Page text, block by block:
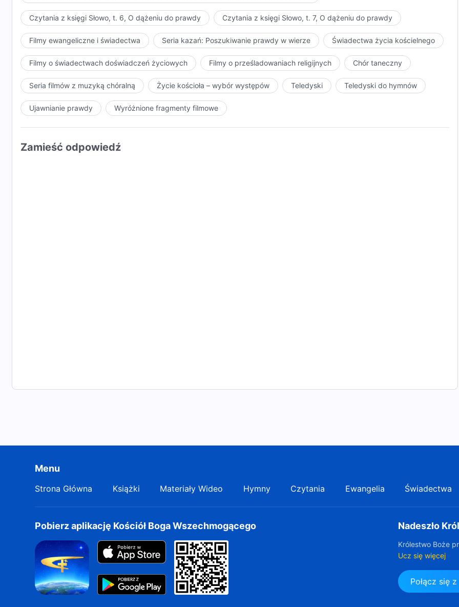
Czytania z księgi Słowo, t. 6, O dążeniu do prawdy Czytania z księgi Słowo, t. 7, O dążeniu do prawdy
Filmy ewangeliczne i świadectwa Seria kazań: Poszukiwanie prawdy w wierze Świadectwa życia kościelnego
Filmy o świadectwach doświadczeń życiowych Filmy o prześladowaniach religijnych Chór taneczny
Seria filmów z muzyką chóralną Życie kościoła – wybór występów Teledyski Teledyski do hymnów
Ujawnianie prawdy Wyróżnione fragmenty filmowe
Zamieść odpowiedź
Menu
Strona Główna Książki Materiały Wideo Hymny Czytania Ewangelia Świadectwa
Pobierz aplikację Kościół Boga Wszechmogącego Nadeszło
Królestwo Boże
Ucz się więcej
Połącz się